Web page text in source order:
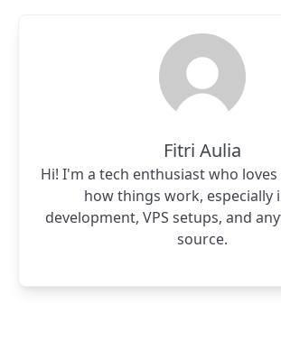
Fitri Aulia
Hi! I'm a tech enthusiast who
how things work, especially
development, VPS setups, and
source.